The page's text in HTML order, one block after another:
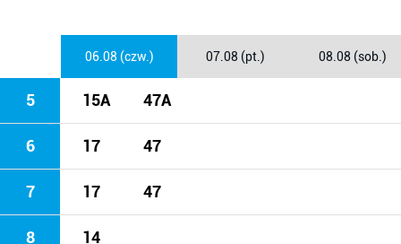
06.08 (czw.) 07.08 (pt.) 08.08 (sob.)
5 15A 47A
6 17 47
7 17 47
8 14